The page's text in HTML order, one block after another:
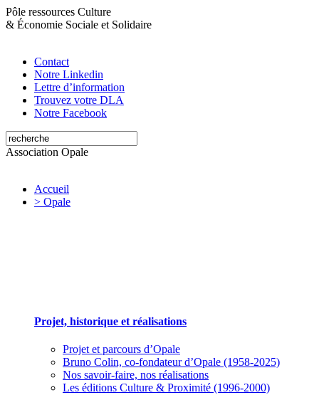
Pôle ressources Culture
& Économie Sociale et Solidaire
Contact
Notre Linkedin
Lettre d’information
Trouvez votre DLA
Notre Facebook
Association Opale
Accueil
> Opale
Projet, historique et réalisations
Projet et parcours d’Opale
Bruno Colin, co-fondateur d’Opale (1958-2025)
Nos savoir-faire, nos réalisations
Les éditions Culture & Proximité (1996-2000)